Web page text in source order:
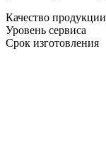
Качество продукции
Уровень сервиса
Срок изготовления